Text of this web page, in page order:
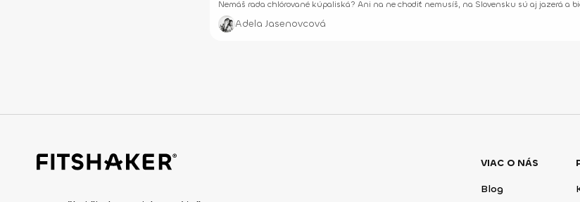
Nemáš rada chlórované kúpaliská? Ani na ne chodiť nemusíš, na Slovensku sú aj jazerá a
Adela Jasenovcová
VIAC O NÁS
Blog